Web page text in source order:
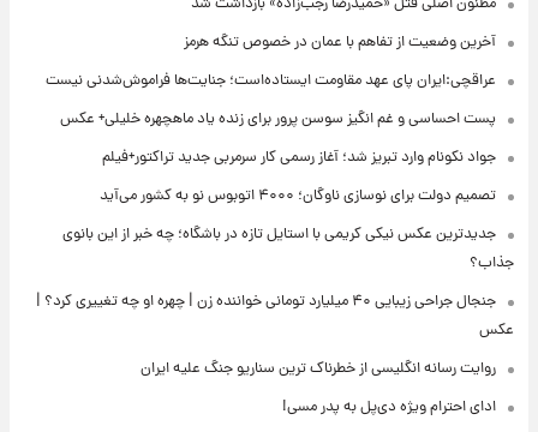
آخرین وضعیت از تفاهم با عمان در خصوص تنگه هرمز
عراقچی:ایران پای عهد مقاومت ایستاده‌است؛ جنایت‌ها فراموش‌شدنی نیست
پست احساسی و غم انگیز سوسن پرور برای زنده یاد ماهچهره خلیلی+ عکس
جواد نکونام وارد تبریز شد؛ آغاز رسمی کار سرمربی جدید تراکتور+فیلم
تصمیم دولت برای نوسازی ناوگان؛ ۴۰۰۰ اتوبوس نو به کشور می‌آید
جدیدترین عکس نیکی کریمی با استایل تازه در باشگاه؛ چه خبر از این بانوی
جذاب؟
جنجال جراحی زیبایی ۴۰ میلیارد تومانی خواننده زن | چهره او چه تغییری کرد؟ |
عکس
روایت رسانه انگلیسی از خطرناک ترین سناریو جنگ علیه ایران
ادای احترام ویژه دی‌پل به پدر مسی!